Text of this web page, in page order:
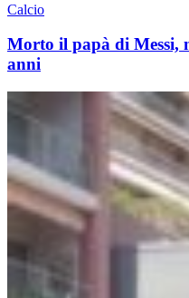
Calcio
Morto il papà di Messi,
anni